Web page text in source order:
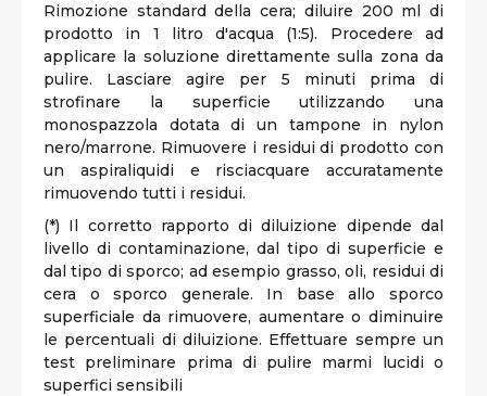
Rimozione standard della cera; diluire 200 ml di
prodotto in 1 litro d'acqua (1:5). Procedere ad
applicare la soluzione direttamente sulla zona da
pulire. Lasciare agire per 5 minuti prima di
strofinare la superficie utilizzando una
monospazzola dotata di un tampone in nylon
nero/marrone. Rimuovere i residui di prodotto con
un aspiraliquidi e risciacquare accuratamente
rimuovendo tutti i residui.
(*) Il corretto rapporto di diluizione dipende dal
livello di contaminazione, dal tipo di superficie e
dal tipo di sporco; ad esempio grasso, oli, residui di
cera o sporco generale. In base allo sporco
superficiale da rimuovere, aumentare o diminuire
le percentuali di diluizione. Effettuare sempre un
test preliminare prima di pulire marmi lucidi o
superfici sensibili